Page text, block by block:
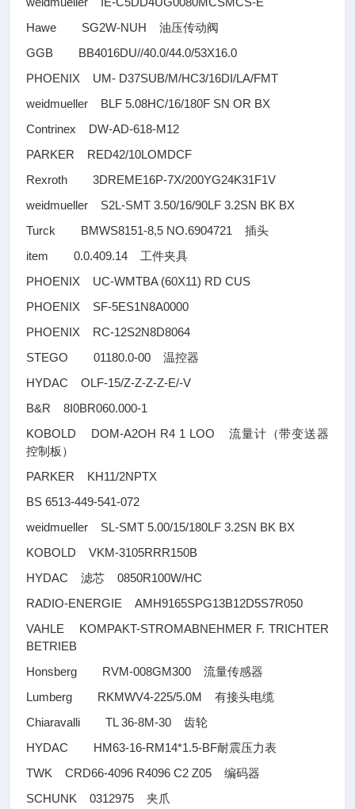
Hawe SG2W-NUH油压传动阀
GGB BB4016DU//40.0/44.0/53X16.0
PHOENIX UM- D37SUB/M/HC3/16DI/LA/FMT
weidmueller BLF 5.08HC/16/180F SN OR BX
Contrinex DW-AD-618-M12
PARKER RED42/10LOMDCF
Rexroth 3DREME16P-7X/200YG24K31F1V
weidmueller S2L-SMT 3.50/16/90LF 3.2SN BK BX
Turck BMWS8151-8,5 NO.6904721插头
item 0.0.409.14 工件夹具
PHOENIX UC-WMTBA (60X11) RD CUS
PHOENIX SF-5ES1N8A0000
PHOENIX RC-12S2N8D8064
STEGO 01180.0-00温控器
HYDAC OLF-15/Z-Z-Z-Z-E/-V
B&R 8I0BR060.000-1
KOBOLD DOM-A2OH R4 1 LOO流量计（带变送器
控制板）
PARKER KH11/2NPTX
BS 6513-449-541-072
weidmueller SL-SMT 5.00/15/180LF 3.2SN BK BX
KOBOLD VKM-3105RRR150B
HYDAC滤芯 0850R100W/HC
RADIO-ENERGIE AMH9165SPG13B12D5S7R050
VAHLE KOMPAKT-STROMABNEHMER F. TRICHTER
BETRIEB
Honsberg RVM-008GM300流量传感器
Lumberg RKMWV4-225/5.0M有接头电缆
Chiaravalli TL 36-8M-30齿轮
HYDAC HM63-16-RM14*1.5-BF耐震压力表
TWK CRD66-4096 R4096 C2 Z05编码器
SCHUNK 0312975夹爪